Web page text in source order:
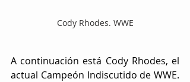
Cody Rhodes. WWE
A continuación está Cody Rhodes, el